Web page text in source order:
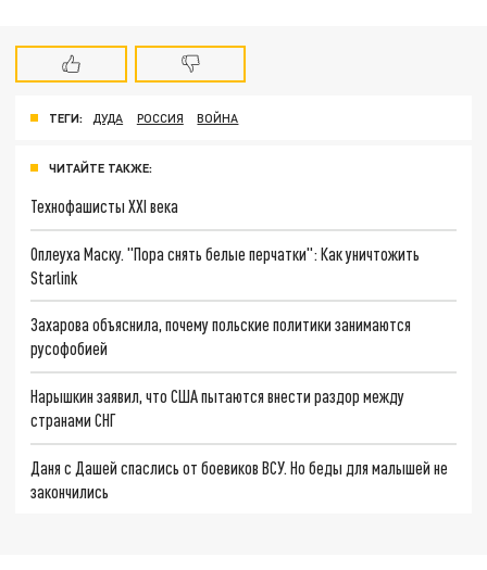
ТЕГИ: ДУДА РОССИЯ ВОЙНА
ЧИТАЙТЕ ТАКЖЕ:
Технофашисты XXI века
Оплеуха Маску. "Пора снять белые перчатки": Как уничтожить
Starlink
Захарова объяснила, почему польские политики занимаются
русофобией
Нарышкин заявил, что США пытаются внести раздор между
странами СНГ
Даня с Дашей спаслись от боевиков ВСУ. Но беды для малышей не
закончились